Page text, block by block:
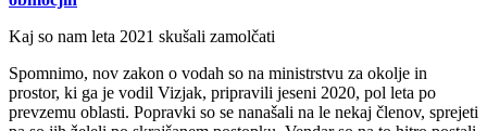
Kaj so nam leta 2021 skušali zamolčati
Spomnimo, nov zakon o vodah so na ministrstvu za okolje in
prostor, ki ga je vodil Vizjak, pripravili jeseni 2020, pol leta po
prevzemu oblasti. Popravki so se nanašali na le nekaj členov, sprejeti